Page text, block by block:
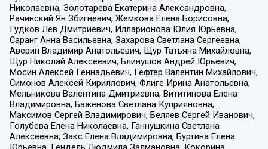
Николаевна, Золотарева Екатерина Александровна,
Рачинский Ян Збигневич, Жемкова Елена Борисовна,
Гудков Лев Дмитриевич, Илларионова Юлия Юрьевна,
Саранг Анна Васильевна, Захарова Светлана Сергеевна,
Аверин Владимир Анатольевич, Щур Татьяна Михайловна,
Щур Николай Алексеевич, Блинушов Андрей Юрьевич,
Мосин Алексей Геннадьевич, Гефтер Валентин Михайлович,
Симонов Алексей Кириллович, Флиге Ирина Анатольевна,
Мельникова Валентина Дмитриевна, Вититинова Елена
Владимировна, Баженова Светлана Куприяновна,
Максимов Сергей Владимирович, Беляев Сергей Иванович,
Голубева Елена Николаевна, Ганнушкина Светлана
Алексеевна, Закс Елена Владимировна, Буртина Елена